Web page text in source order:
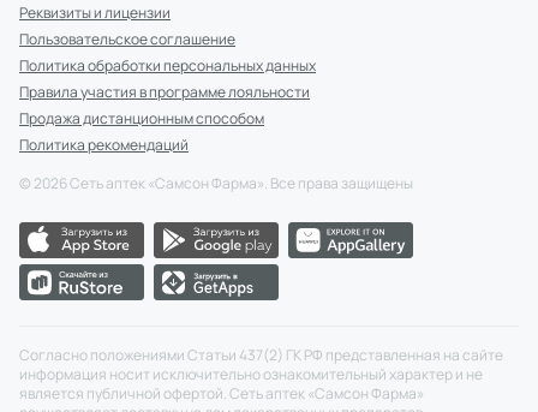
Реквизиты и лицензии
Пользовательское соглашение
Политика обработки персональных данных
Правила участия в программе лояльности
Продажа дистанционным способом
Политика рекомендаций
© 2026Сеть аптек «Самсон Фарма». Все права защищены
Согласно положениями Статьи 437(2) ГК РФ представленная на сайте
информация носит исключительно ознакомительный характер и не
является публичной офертой. Сеть аптек «Самсон Фарма»